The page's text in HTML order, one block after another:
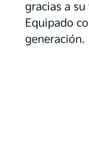
opción
segmento